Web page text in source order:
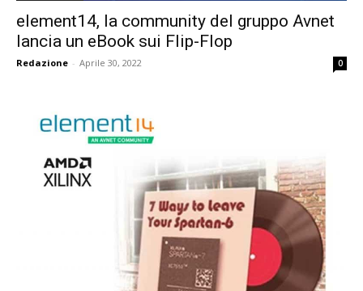
element14, la community del gruppo Avnet
lancia un eBook sui Flip-Flop
Redazione - Aprile 30, 2022 0